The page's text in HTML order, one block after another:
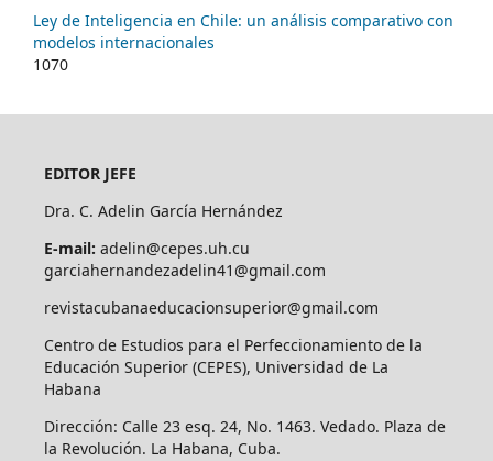
Ley de Inteligencia en Chile: un análisis comparativo con
modelos internacionales
1070
EDITOR JEFE
Dra. C. Adelin García Hernández
E-mail: adelin@cepes.uh.cu
garciahernandezadelin41@gmail.com
revistacubanaeducacionsuperior@gmail.com
Centro de Estudios para el Perfeccionamiento de la
Educación Superior (CEPES), Universidad de La
Habana
Dirección: Calle 23 esq. 24, No. 1463. Vedado. Plaza de
la Revolución. La Habana, Cuba.